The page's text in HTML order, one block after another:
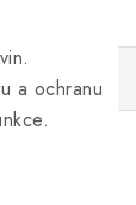
a ochranu